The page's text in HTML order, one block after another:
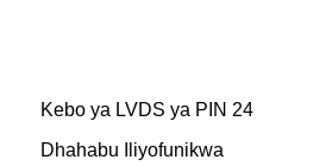
Kebo ya LVDS ya PIN 24
Dhahabu Iliyofunikwa